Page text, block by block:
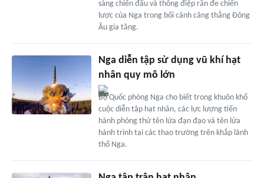
sàng chiến đấu và thông điệp răn đe chiến
lược của Nga trong bối cảnh căng thẳng Đông
Âu gia tăng.
Nga diễn tập sử dụng vũ khí hạt
nhân quy mô lớn
Bộ Quốc phòng Nga cho biết trong khuôn khổ
cuộc diễn tập hạt nhân, các lực lượng tiến
hành phóng thử tên lửa đạn đạo và tên lửa
hành trình tại các thao trường trên khắp lãnh
thổ Nga.